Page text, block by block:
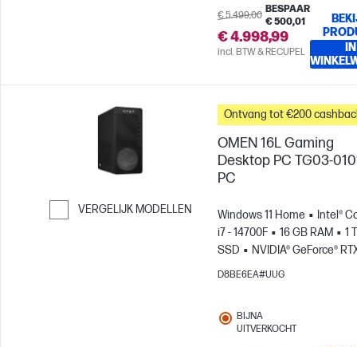
€ 5.499,00
BESPAAR
€ 500,01
€ 4.998,99
incl. BTW & RECUPEL
IN
VERGELIJK MODELLEN
Ga verder naar vergelijken
Ontvang tot €200
OMEN 16L Gaming
Desktop PC TG03-
PC
Windows 11 Home
Intel®
i7 - 14700F
16 GB RAM
1
SSD
NVIDIA® GeForce®
5060 Ti (8 GB)
D8BE6EA#UUG
BIJNA
UITVERKOCHT